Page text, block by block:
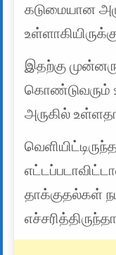
கடுமையான
இதற்கு
கொண்டுவரும்
அருகில்
தாக்குதல்கள்